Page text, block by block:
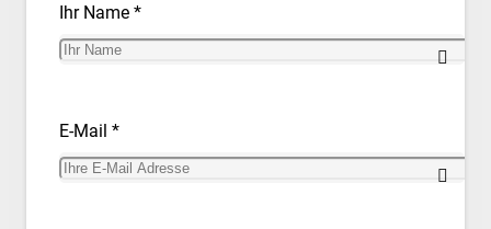
Ihr Name *
E-Mail *